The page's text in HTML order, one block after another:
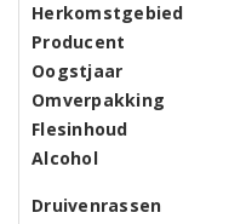
Herkomstgebied
Producent
Oogstjaar
Omverpakking
Flesinhoud
Alcohol
Druivenrassen